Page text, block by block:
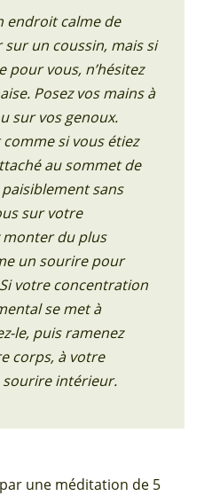
endroit calme de
un coussin, mais si
pour vous, n’hésitez
Posez vos mains à
sur vos genoux.
si vous étiez
au sommet de
sans
sur votre
monter du plus
un sourire pour
votre concentration
se met à
le, puis ramenez
corps, à votre
intérieur.
une méditation de 5